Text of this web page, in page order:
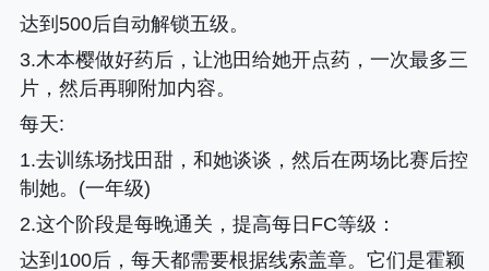
达到500后自动解锁五级。
3.木本樱做好药后，让池田给她开点药，一次最多三
片，然后再聊附加内容。
每天:
1.去训练场找田甜，和她谈谈，然后在两场比赛后控
制她。(一年级)
2.这个阶段是每晚通关，提高每日FC等级 ：
达到100后，每天都需要根据线索盖章。它们是霍颖